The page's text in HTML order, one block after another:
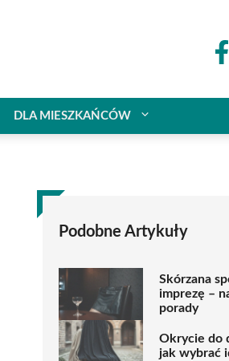
DLA MIESZKAŃCÓW
Podobne Artykuły
Skórzana
imprezę –
porady
Okrycie do
jak wybrać